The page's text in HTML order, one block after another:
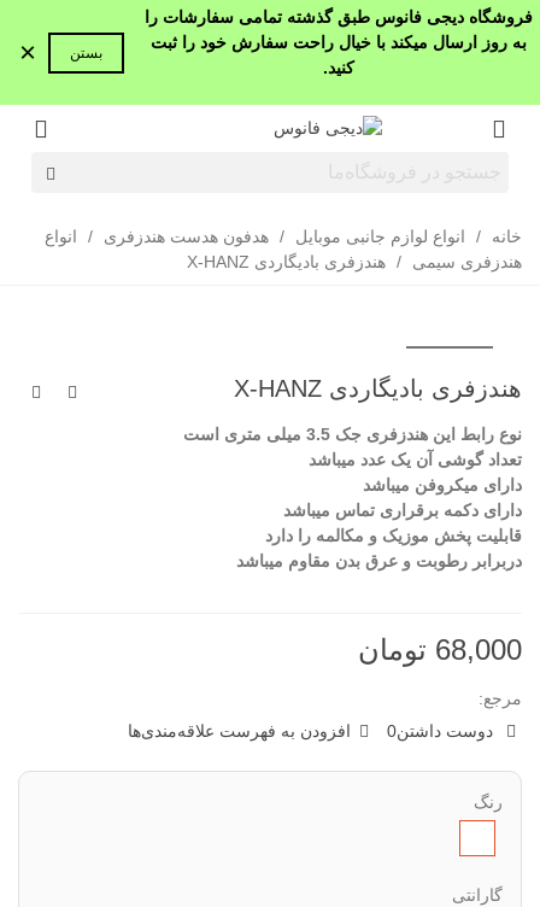
فروشگاه دیجی فانوس طبق گذشته تمامی سفارشات را
به روز ارسال میکند با خیال راحت سفارش خود را ثبت
کنید.
بستن ×
خانه / انواع لوازم جانبی موبایل / هدفون هدست هندزفری /
انواع
هندزفری سیمی
/ هندزفری بادیگاردی X-HANZ
هندزفری بادیگاردی X-HANZ
نوع رابط این هندزفری جک 3.5 میلی متری است
تعداد گوشی آن یک عدد میباشد
دارای میکروفن میباشد
دارای دکمه برقراری تماس میباشد
قابلیت پخش موزیک و مکالمه را دارد
دربرابر رطوبت و عرق بدن مقاوم میباشد
68,000 تومان
مرجع:
دوست داشتن0 افزودن به فهرست علاقه‌مندی‌ها
رنگ
گارانتی